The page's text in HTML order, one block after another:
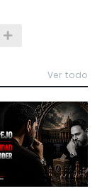
Ver todo